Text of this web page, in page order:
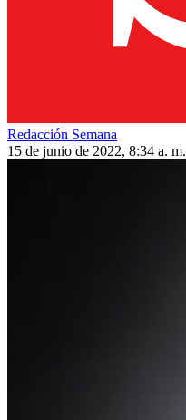
Redacción Semana
15 de junio de 2022, 8:34 a. m.